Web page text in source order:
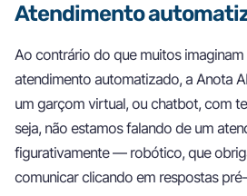
Atendimento
Ao contrário do que muitos
atendimento automatizado, a Anota
um garçom virtual, ou chatbot, com
seja, não estamos falando de um
figurativamente — robótico, que
comunicar clicando em respostas